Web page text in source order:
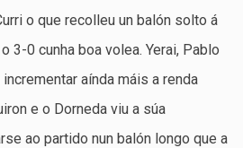
o que recolleu un balón solto á
3-0 cunha boa volea. Yerai, Pablo
aínda máis a renda
e o Dorneda viu a súa
ao partido nun balón longo que a